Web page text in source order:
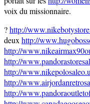
voix du missionnaire.
?http://
deux http://
http://
http://
http://
http://
http://